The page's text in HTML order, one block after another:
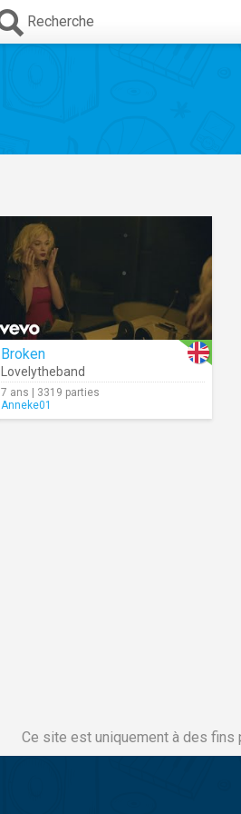
Recherche
Broken
Lovelytheband
7 ans | 3319 parties
Anneke01
Ce site est uniquement à des